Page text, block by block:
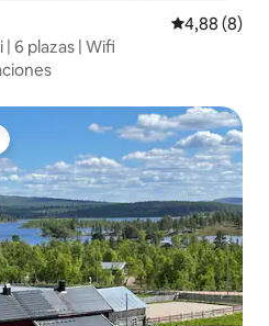
Calificación
4,88 (8)
6 plazas | Wifi